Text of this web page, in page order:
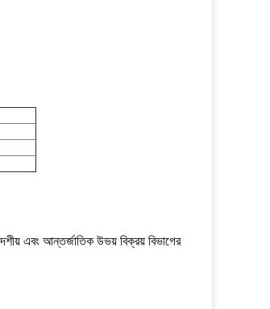
এবং আন্তর্জাতিক উভয় বিক্রয় বিভাগের